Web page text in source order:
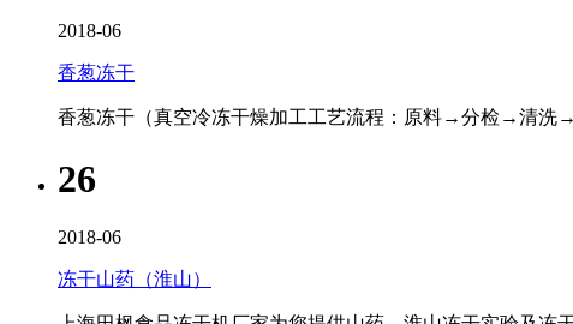
2018-06
香葱冻干
香葱冻干（真空冷冻干燥加工工艺流程：原料→分检→
26
2018-06
冻干山药（淮山）